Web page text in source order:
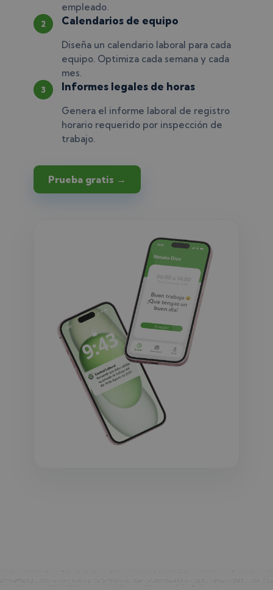
empleado.
2 Calendarios de equipo
Diseña un calendario laboral para cada
equipo. Optimiza cada semana y cada
mes.
3 Informes legales de horas
Genera el informe laboral de registro
horario requerido por inspección de
trabajo.
Prueba gratis →